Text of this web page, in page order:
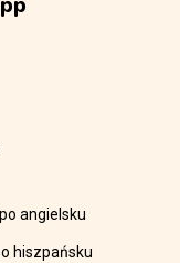
angielsku
hiszpańsku